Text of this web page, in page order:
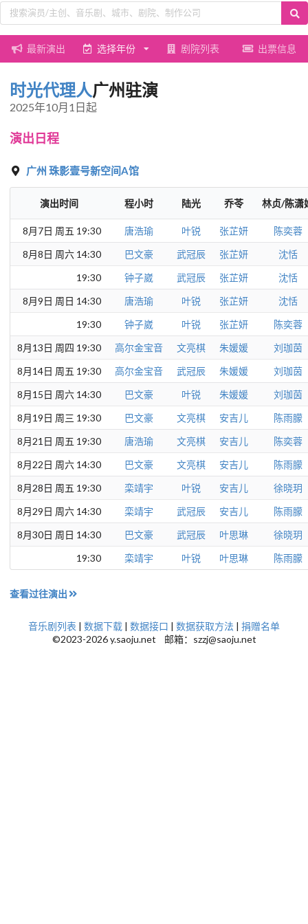
最新演出 选择年份 剧院列表 出票信息
时光代理人广州驻演
2025年10月1日起
演出日程
广州珠影壹号新空间A馆
演出时间 程小时 陆光 乔苓 林贞/陈潇
8月7日 周五 19:30 唐浩瑜 叶锐 张芷妍
陈奕蓉
8月8日 周六 14:30
巴文豪 武冠辰 张芷妍
沈恬
19:30
钟子崴 武冠辰 张芷妍
沈恬
8月9日 周日 14:30
唐浩瑜 叶锐 张芷妍
沈恬
19:30
钟子崴 叶锐 张芷妍
陈奕蓉
8月13日 周四 19:30
高尔金宝音 文亮棋 朱媛媛
刘珈茵
8月14日 周五 19:30
高尔金宝音 武冠辰 朱媛媛
刘珈茵
8月15日 周六 14:30
巴文豪 叶锐 朱媛媛
刘珈茵
8月19日 周三 19:30
巴文豪 文亮棋 安吉儿
陈雨朦
8月21日 周五 19:30
唐浩瑜 文亮棋 安吉儿
陈奕蓉
8月22日 周六 14:30
巴文豪 文亮棋 安吉儿
陈雨朦
8月28日 周五 19:30
栾靖宇 叶锐 安吉儿
徐晓玥
8月29日 周六 14:30
栾靖宇 武冠辰 安吉儿
陈雨朦
8月30日 周日 14:30
巴文豪 武冠辰 叶思琳
徐晓玥
19:30
栾靖宇 叶锐 叶思琳 陈雨朦
查看过往演出
音乐剧列表 | 数据下载 | 数据接口 | 数据获取方法 | 捐赠名单
©2023-2026 y.saoju.net 邮箱：szzj@saoju.net